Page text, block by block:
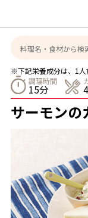
商品情報
ブランド一覧
ヤマキ『めんつ
レシピ
おいしいレシピを探
おいしいレシピ
主食レシピ
かつお節・だし
かつお節・だしを
だしの取り方
CM・キャンペー
CM企業・採用情報
※下記栄養成分は、1人
調理時間
15分
サーモンの